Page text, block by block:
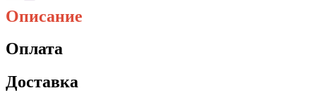
Описание
Оплата
Доставка